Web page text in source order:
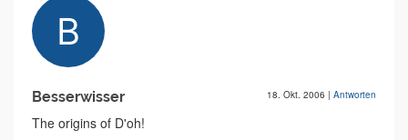
Besserwisser 18. Okt. 2006 | Antworten
The origins of D'oh!